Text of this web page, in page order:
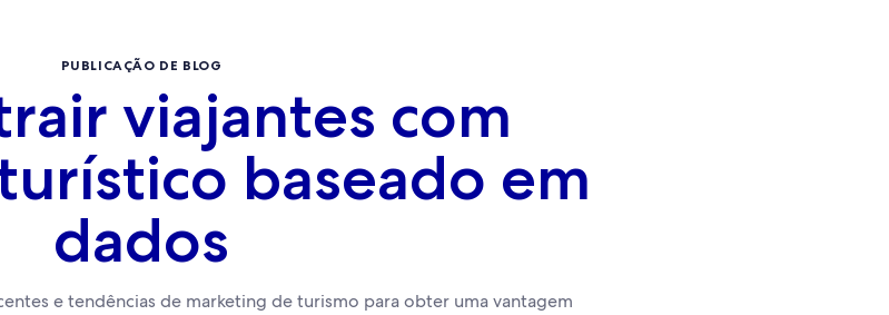
PUBLICAÇÃO DE BLOG
viajantes com
baseado em
dados
e tendências de marketing de turismo para obter uma vantagem